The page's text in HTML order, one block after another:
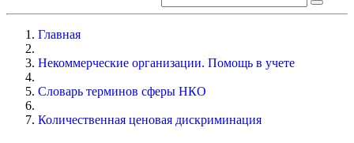
Главная
Некоммерческие организации. Помощь в учете
Словарь терминов сферы НКО
Количественная ценовая дискриминация